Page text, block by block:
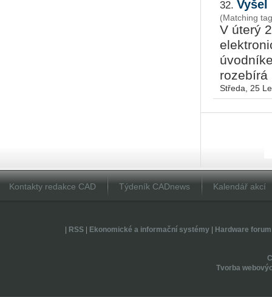
32. Vyšel
(Matching
V úterý
rozebírá
Středa, 25
Kontakty redakce CAD Týdeník CADnews Kalendář akcí
RSS| Ekonomické a informační systémy| Hardware forum
Tvorba